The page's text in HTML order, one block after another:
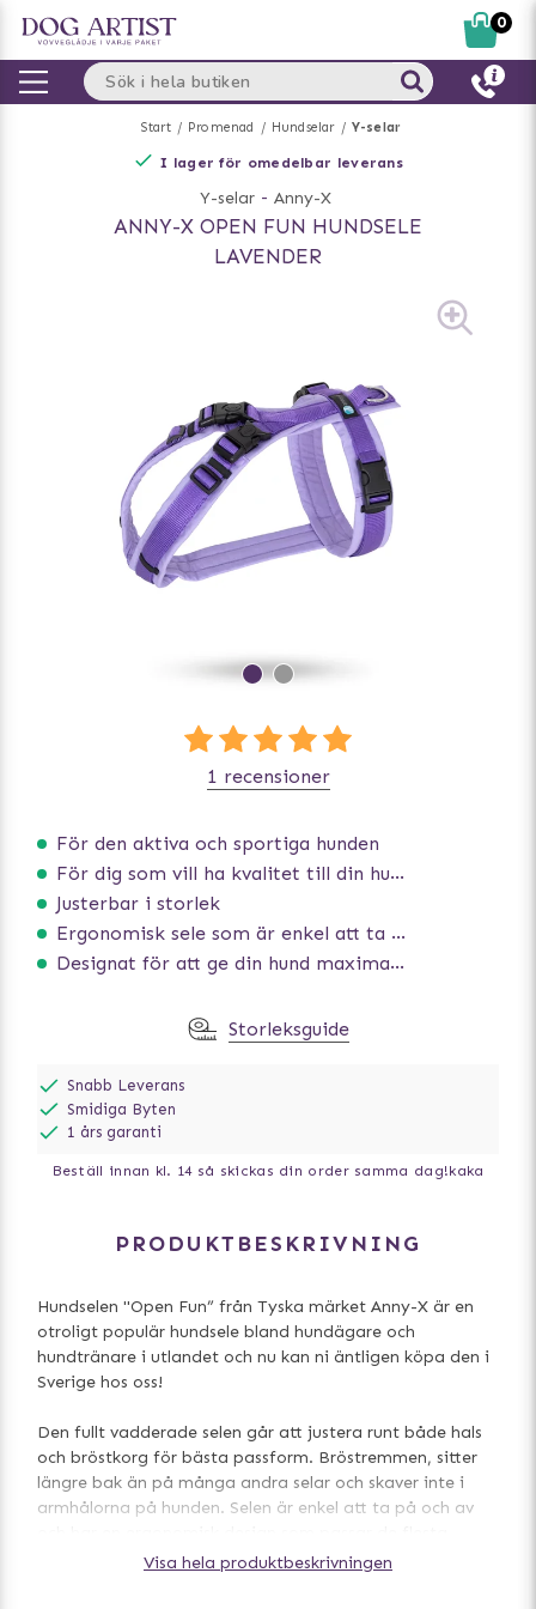
Start Promenad Hundselar Y-selar
I lager för omedelbar leverans
Y-selar - Anny-X
ANNY-X OPEN FUN HUNDSELE
LAVENDER
För den aktiva och sportiga hunden
För dig som vill ha kvalitet till din hund!
Justerbar i storlek
Ergonomisk sele som är enkel att ta på och av
Designat för att ge din hund maximal komfort
1 recensioner
Storleksguide
Snabb Leverans
Smidiga Byten
1 års garanti
Beställ innan kl. 14 så skickas din order samma dag!kaka
PRODUKTBESKRIVNING
Hundselen "Open Fun” från Tyska märket Anny-X är en
otroligt populär hundsele bland hundägare och
hundtränare i utlandet och nu kan ni äntligen köpa den i
Sverige hos oss!
Den fullt vadderade selen går att justera runt både hals
och bröstkorg för bästa passform. Bröstremmen, sitter
längre bak än på många andra selar och skaver inte i
armhålorna på hunden. Selen är enkel att ta på och av
hundar. Open Fun har spännen runt halsen som gör att du
Visa hela produktbeskrivningen
0